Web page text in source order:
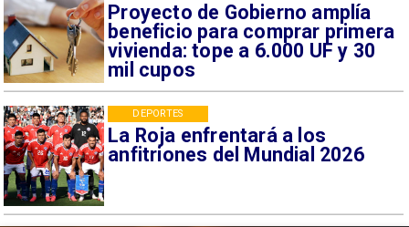
Proyecto de Gobierno amplía
beneficio para comprar primera
vivienda: tope a 6.000 UF y 30
mil cupos
La Roja enfrentará a los
anfitriones del Mundial 2026
DEPORTES